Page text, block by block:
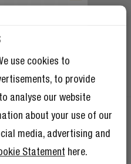
use cookies to
to provide
analyse our website
about your use of our
media, advertising and
Statement here.
NASTĘPNE
NA
na dobry
mnóstwo innych